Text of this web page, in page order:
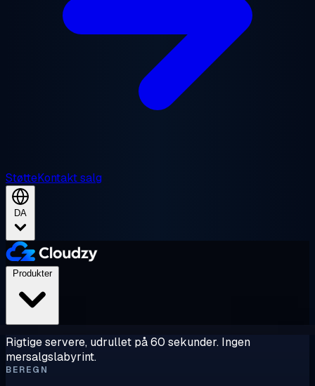
StøtteKontakt salg
DA
Produkter
Rigtige servere, udrullet på 60 sekunder. Ingen
mersalgslabyrint.
BEREGN